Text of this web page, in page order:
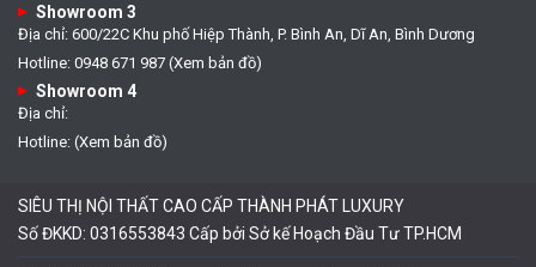
Showroom 3
Địa chỉ: 600/22C Khu phố Hiệp Thành, P. Bình An, Dĩ An, Bình Dương
Hotline: 0948 671 987 (Xem bản đồ)
Showroom 4
Địa chỉ:
Hotline: (Xem bản đồ)
SIÊU THỊ NỘI THẤT CAO CẤP THÀNH PHÁT LUXURY
Số ĐKKD: 0316553843 Cấp bởi Sở kế Hoạch Đầu Tư TP.HCM